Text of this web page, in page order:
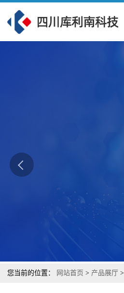
您当前的位置： 网站首页 > 产品展厅 >